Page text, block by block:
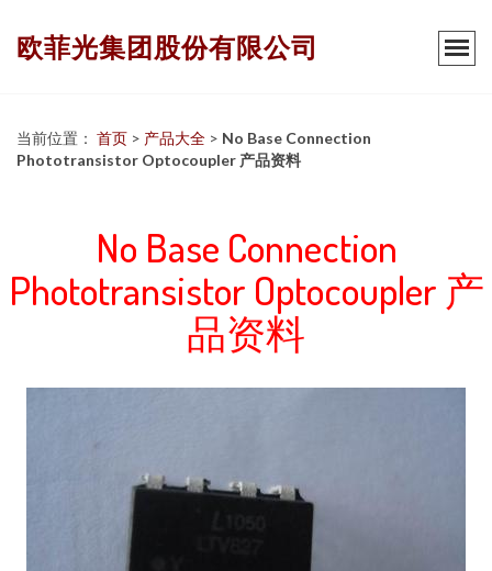
欧菲光集团股份有限公司
当前位置： 首页 > 产品大全 > No Base Connection
Phototransistor Optocoupler 产品资料
No Base Connection
Phototransistor Optocoupler 产
品资料